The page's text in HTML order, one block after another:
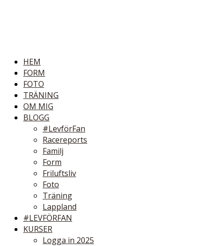
HEM
FORM
FOTO
TRÄNING
OM MIG
BLOGG
#LevförFan
Racereports
Familj
Form
Friluftsliv
Foto
Träning
Lappland
#LEVFÖRFAN
KURSER
Logga in 2025